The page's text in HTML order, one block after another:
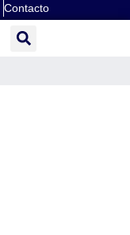
Contacto